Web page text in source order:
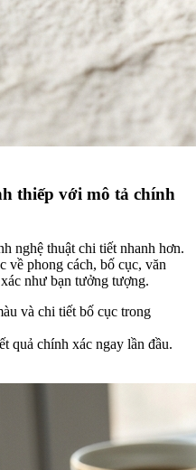
thiếp với mô tả chính
nghệ thuật chi tiết nhanh hơn.
về phong cách, bố cục, văn
như bạn tưởng tượng.
và chi tiết bố cục trong
quả chính xác ngay lần đầu.